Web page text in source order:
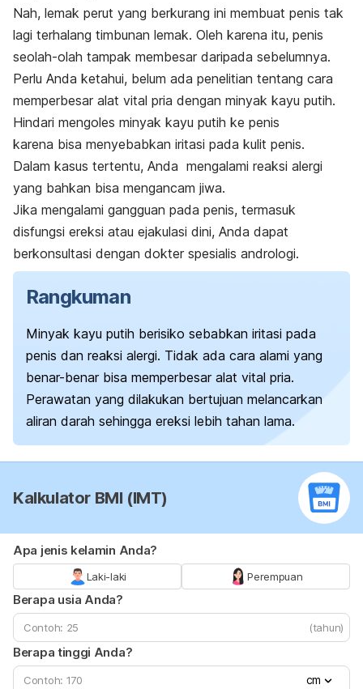
Nah, lemak perut yang berkurang ini membuat penis tak
lagi terhalang timbunan lemak. Oleh karena itu, penis
seolah-olah tampak membesar daripada sebelumnya.
Perlu Anda ketahui, belum ada penelitian tentang cara
memperbesar alat vital pria dengan minyak kayu putih.
Hindari mengoles minyak kayu putih ke penis
karena bisa menyebabkan iritasi pada kulit penis.
Dalam kasus tertentu, Anda mengalami reaksi alergi
yang bahkan bisa mengancam jiwa.
Jika mengalami gangguan pada penis, termasuk
disfungsi ereksi atau ejakulasi dini, Anda dapat
berkonsultasi dengan dokter spesialis andrologi.
Rangkuman
Minyak kayu putih berisiko sebabkan iritasi pada
penis dan reaksi alergi. Tidak ada cara alami yang
benar-benar bisa memperbesar alat vital pria.
Perawatan yang dilakukan bertujuan melancarkan
aliran darah sehingga ereksi lebih tahan lama.
Kalkulator BMI (IMT)
Apa jenis kelamin Anda?
Laki-laki Perempuan
Berapa usia Anda?
(tahun)
Berapa tinggi Anda?
cm